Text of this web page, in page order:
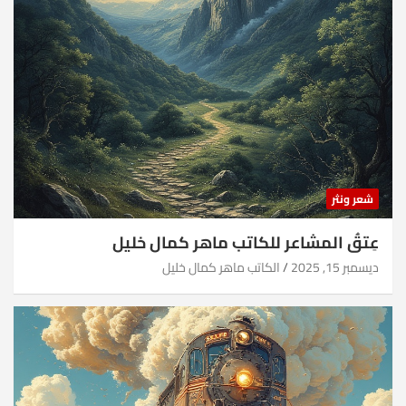
شعر ونثر
عِتقُ المشاعر للكاتب ماهر كمال خليل
ديسمبر 15, 2025 الكاتب ماهر كمال خليل